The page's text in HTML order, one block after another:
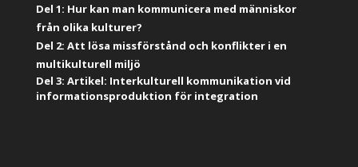
Del 1: Hur kan man kommunicera med människor
från olika kulturer?
Del 2: Att lösa missförstånd och konflikter i en
multikulturell miljö
Del 3: Artikel: Interkulturell kommunikation vid
informationsproduktion för integration